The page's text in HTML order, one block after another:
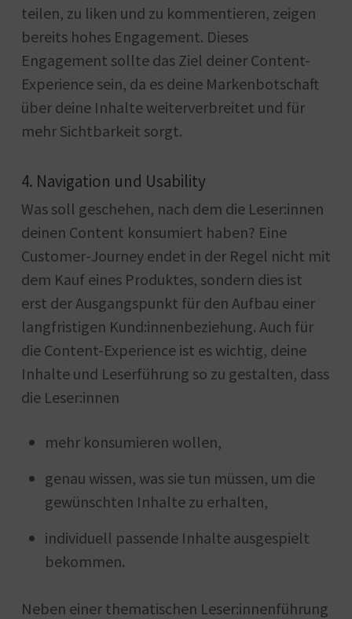
teilen, zu liken und zu kommentieren, zeigen
bereits hohes Engagement. Dieses
Engagement sollte das Ziel deiner Content-
Experience sein, da es deine Markenbotschaft
über deine Inhalte weiterverbreitet und für
mehr Sichtbarkeit sorgt.
4. Navigation und Usability
Was soll geschehen, nach dem die Leser:innen
deinen Content konsumiert haben? Eine
Customer-Journey endet in der Regel nicht mit
dem Kauf eines Produktes, sondern dies ist
erst der Ausgangspunkt für den Aufbau einer
langfristigen Kund:innenbeziehung. Auch für
die Content-Experience ist es wichtig, deine
Inhalte und Leserführung so zu gestalten, dass
die Leser:innen
mehr konsumieren wollen,
genau wissen, was sie tun müssen, um die
gewünschten Inhalte zu erhalten,
individuell passende Inhalte ausgespielt
bekommen.
Neben einer thematischen Leser:innenführung